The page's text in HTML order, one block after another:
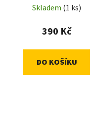
Skladem (1 ks)
390 Kč
DO KOŠÍKU